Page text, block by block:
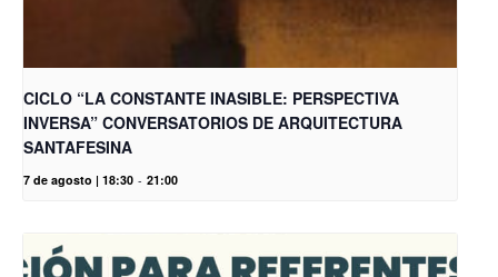
CICLO “LA CONSTANTE INASIBLE: PERSPECTIVA
INVERSA” CONVERSATORIOS DE ARQUITECTURA
SANTAFESINA
7 de agosto | 18:30 - 21:00